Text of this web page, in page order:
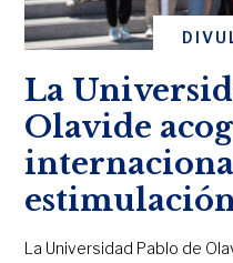
La
Olavide
La Universidad Pablo de